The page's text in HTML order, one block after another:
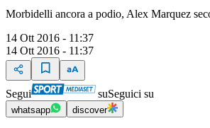
Morbidelli ancora a podio, Alex Marquez
14 Ott 2016 - 11:37
14 Ott 2016 - 11:37
Segui suSeguici su
whatsapp discover